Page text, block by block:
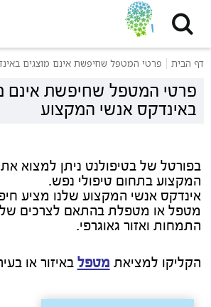
דף הבית פרטי המטפל שחיפשת אינם מוצגים
פרטי המטפל שחיפשת אינם
באינדקס אנשי המקצוע
בפורטל של בטיפולנט ניתן למצוא
המקצוע בתחום טיפולי נפש.
אינדקס אנשי המקצוע שלנו מציע
מטפל או מטפלת בהתאם לצרכים
התמחות ואזור גאוגרפי.
הקליקו למציאת מטפל באיזור או